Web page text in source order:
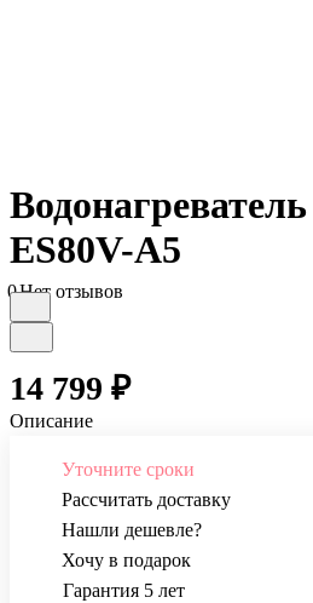
ES80V-A5
0Нет отзывов
14 799 ₽
Описание
Уточните сроки
Рассчитать доставку
Нашли дешевле?
Хочу в подарок
Гарантия 5 лет